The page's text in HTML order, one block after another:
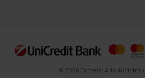
© 2026 Esthetic Arts All rights